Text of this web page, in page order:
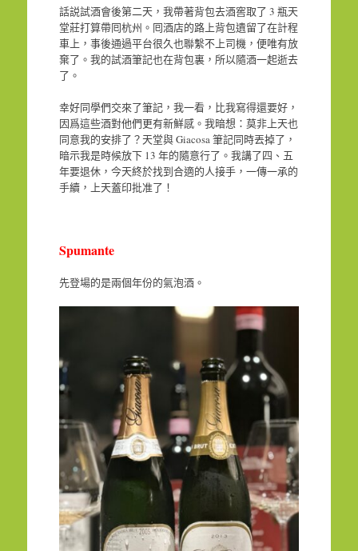
話説試酒會後第二天，我帶著背包去酒窖取了 3 瓶天
堂莊打算帶囘杭州。囘酒店的路上背包遺留了在計程
車上，事後通過平台很久也聯繫不上司機，便唯有放
棄了。我的試酒筆記也在背包裏，所以隨酒一起逝去
了。
幸好同學們交來了筆記，我一看，比我寫得還要好，
因爲這些酒對他們更有新鮮感。我暗想：莫非上天也
同意我的安排了？天堂與 Giacosa 筆記同時丟掉了，
暗示我是時候放下 13 年的隨意行了。我講了四、五
年要退休，今天終於找到合適的人接手，一傳一承的
手續，上天蓋印批准了！
Spumante
先登場的是兩個年份的氣泡酒。